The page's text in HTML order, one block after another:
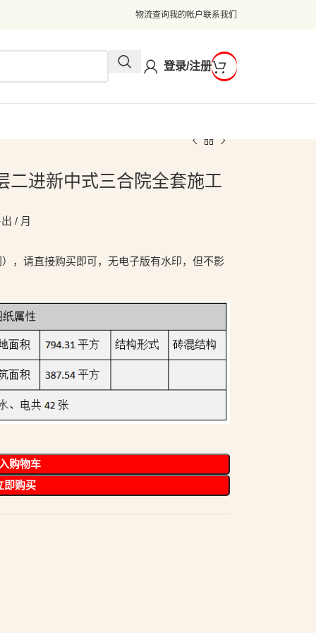
物流查询我的帐户联系我们
登录/注册
二进新中式三合院全套施工
/ 月
，请直接购买即可，无电子版有水印，但不影
购物车
即购买